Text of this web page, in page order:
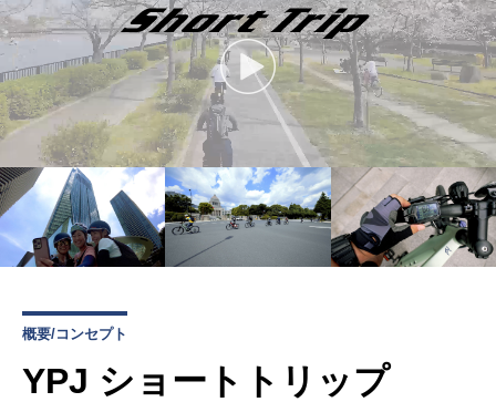
概要/コンセプト
YPJ ショートトリップ